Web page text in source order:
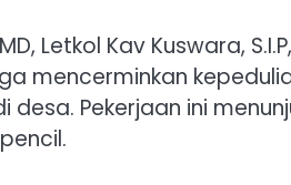
Letkol Kav Kuswara,
mencerminkan
Pekerjaan ini